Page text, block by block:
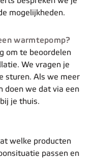
mogelijkheden.
warmtepomp?
om te beoordelen
We vragen je
sturen. Als we meer
doen we dat via een
je thuis.
welke producten
passen en